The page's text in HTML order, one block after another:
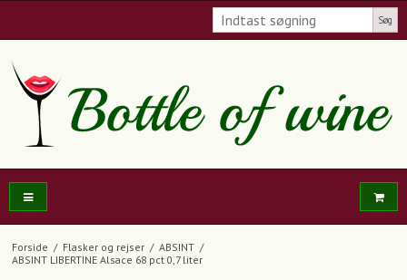
Søg
Forside / Flasker og rejser / ABSINT /
ABSINT LIBERTINE Alsace 68 pct 0,7 liter